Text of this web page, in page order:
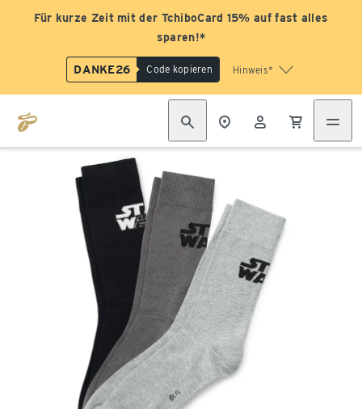
Für kurze Zeit mit der TchiboCard 15% auf fast alles
sparen!*
DANKE26 Code kopieren Hinweis*